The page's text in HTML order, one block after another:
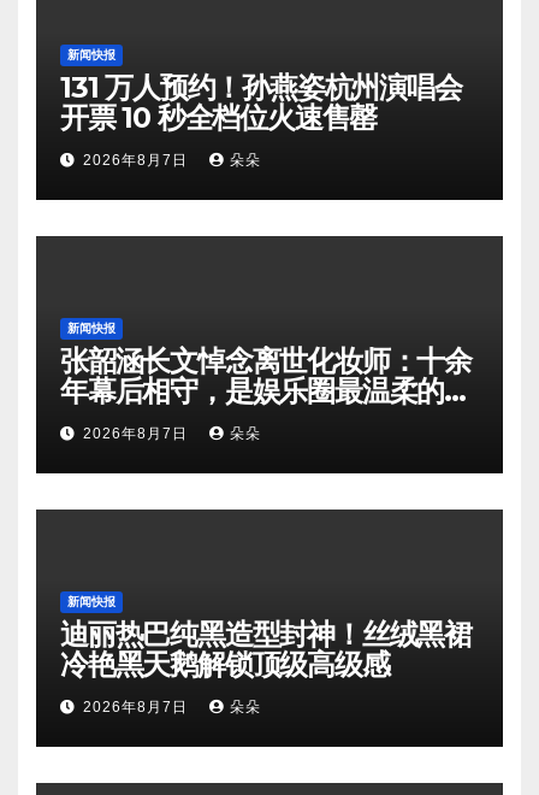
新闻快报
131 万人预约！孙燕姿杭州演唱会
开票 10 秒全档位火速售罄
2026年8月7日 朵朵
新闻快报
张韶涵长文悼念离世化妆师：十余
年幕后相守，是娱乐圈最温柔的双
向奔赴
2026年8月7日 朵朵
新闻快报
迪丽热巴纯黑造型封神！丝绒黑裙
冷艳黑天鹅解锁顶级高级感
2026年8月7日 朵朵